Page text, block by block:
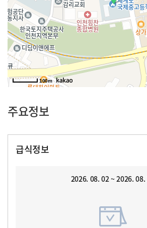
100m
주요정보
급식정보
2026. 08. 02 ~ 2026.